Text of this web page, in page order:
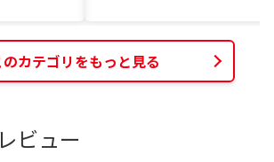
のカテゴリをもっと見る
ビュー